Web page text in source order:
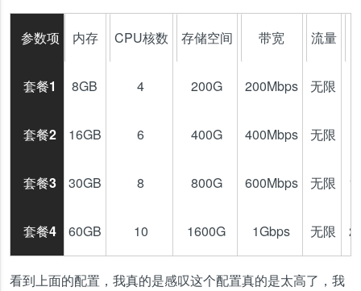
参数项
套餐1
套餐2
套餐3
套餐4
内存
8GB
16GB
30GB
60GB
CPU核数
4
6
8
10
存储空间
200G
400G
800G
1600G
带宽
200Mbps
400Mbps
600Mbps
1Gbps
流量
无限
无限
无限
无限
看到上面的配置，我真的是感叹这个配置真的是太高了，我